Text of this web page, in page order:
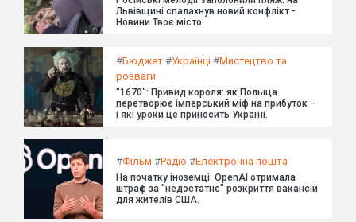
Львівщині спалахнув новий конфлікт -
Новини Твоє місто
#Бюджет #Українці #Мистецтво та
розваги
"1670": Привид короля: як Польща
перетворює імперський міф на прибуток –
і які уроки це приносить Україні.
#Фільм #Радіо #Електронна пошта
На початку іноземці: OpenAI отримала
штраф за "недостатнє" розкриття вакансій
для жителів США.